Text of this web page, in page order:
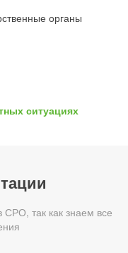
органы
ситуациях
СРО, так как знаем все